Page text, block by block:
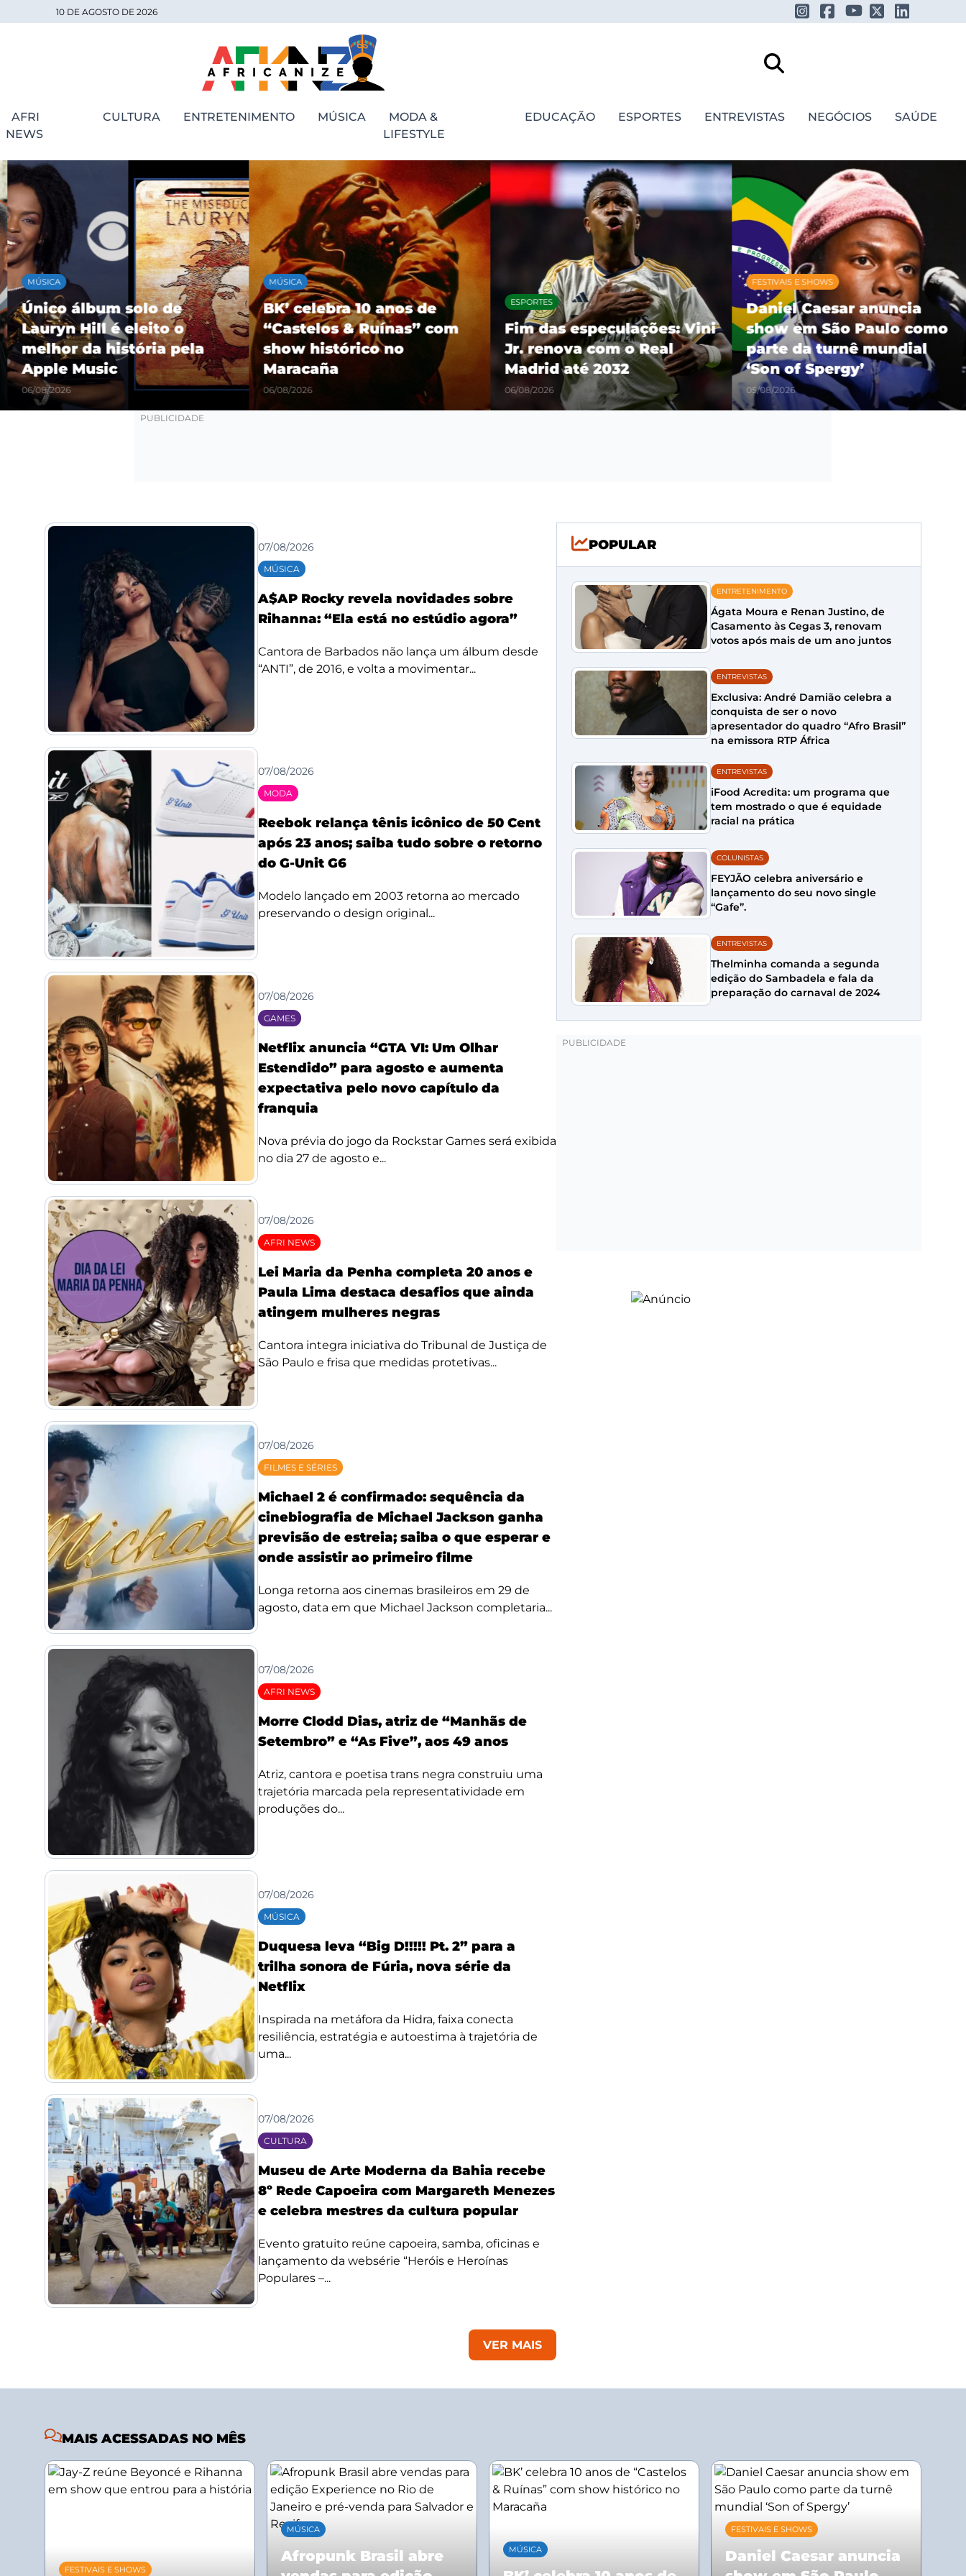
10 DE AGOSTO DE 2026
AFRI
NEWS
CULTURA ENTRETENIMENTO MÚSICA
MODA &
LIFESTYLE
EDUCAÇÃO ESPORTES ENTREVISTAS NEGÓCIOS SAÚDE
MÚSICA
Único álbum solo de
Lauryn Hill é eleito o
melhor da história pela
Apple Music
06/08/2026
MÚSICA
BK’ celebra 10 anos de
“Castelos & Ruínas” com
show histórico no
Maracaña
06/08/2026
ESPORTES
Fim das especulações: Vini
Jr. renova com o Real
Madrid até 2032
06/08/2026
FESTIVAIS E SHOWS
Daniel Caesar anuncia
show em São Paulo como
parte da turnê mundial
‘Son of Spergy’
05/08/2026
07/08/2026
MÚSICA
A$AP Rocky revela novidades sobre
Rihanna: “Ela está no estúdio agora”
Cantora de Barbados não lança um álbum desde
“ANTI”, de 2016, e volta a movimentar...
07/08/2026
MODA
Reebok relança tênis icônico de 50 Cent
após 23 anos; saiba tudo sobre o retorno
do G-Unit G6
Modelo lançado em 2003 retorna ao mercado
preservando o design original...
07/08/2026
GAMES
Netflix anuncia “GTA VI: Um Olhar
Estendido” para agosto e aumenta
expectativa pelo novo capítulo da
franquia
Nova prévia do jogo da Rockstar Games será exibida
no dia 27 de agosto e...
07/08/2026
AFRI NEWS
Lei Maria da Penha completa 20 anos e
Paula Lima destaca desafios que ainda
atingem mulheres negras
Cantora integra iniciativa do Tribunal de Justiça de
São Paulo e frisa que medidas protetivas...
07/08/2026
FILMES E SÉRIES
Michael 2 é confirmado: sequência da
cinebiografia de Michael Jackson ganha
previsão de estreia; saiba o que esperar e
onde assistir ao primeiro filme
Longa retorna aos cinemas brasileiros em 29 de
agosto, data em que Michael Jackson completaria...
07/08/2026
AFRI NEWS
Morre Clodd Dias, atriz de “Manhãs de
Setembro” e “As Five”, aos 49 anos
Atriz, cantora e poetisa trans negra construiu uma
trajetória marcada pela representatividade em
produções do...
07/08/2026
MÚSICA
Duquesa leva “Big D!!!!! Pt. 2” para a
trilha sonora de Fúria, nova série da
Netflix
Inspirada na metáfora da Hidra, faixa conecta
resiliência, estratégia e autoestima à trajetória de
uma...
07/08/2026
CULTURA
Museu de Arte Moderna da Bahia recebe
8º Rede Capoeira com Margareth Menezes
e celebra mestres da cultura popular
Evento gratuito reúne capoeira, samba, oficinas e
lançamento da websérie “Heróis e Heroínas
Populares –...
VER MAIS
POPULAR
ENTRETENIMENTO
Ágata Moura e Renan Justino, de
Casamento às Cegas 3, renovam
votos após mais de um ano juntos
ENTREVISTAS
Exclusiva: André Damião celebra a
conquista de ser o novo
apresentador do quadro “Afro Brasil”
na emissora RTP África
ENTREVISTAS
iFood Acredita: um programa que
tem mostrado o que é equidade
racial na prática
COLUNISTAS
FEYJÃO celebra aniversário e
lançamento do seu novo single
“Gafe”.
ENTREVISTAS
Thelminha comanda a segunda
edição do Sambadela e fala da
preparação do carnaval de 2024
MAIS ACESSADAS NO MÊS
FESTIVAIS E SHOWS
MÚSICA
Afropunk Brasil abre
MÚSICA
FESTIVAIS E SHOWS
Daniel Caesar anuncia